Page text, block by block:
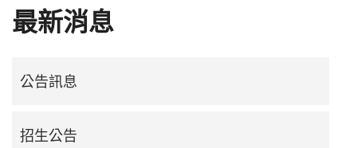
最新消息
公告訊息
招生公告